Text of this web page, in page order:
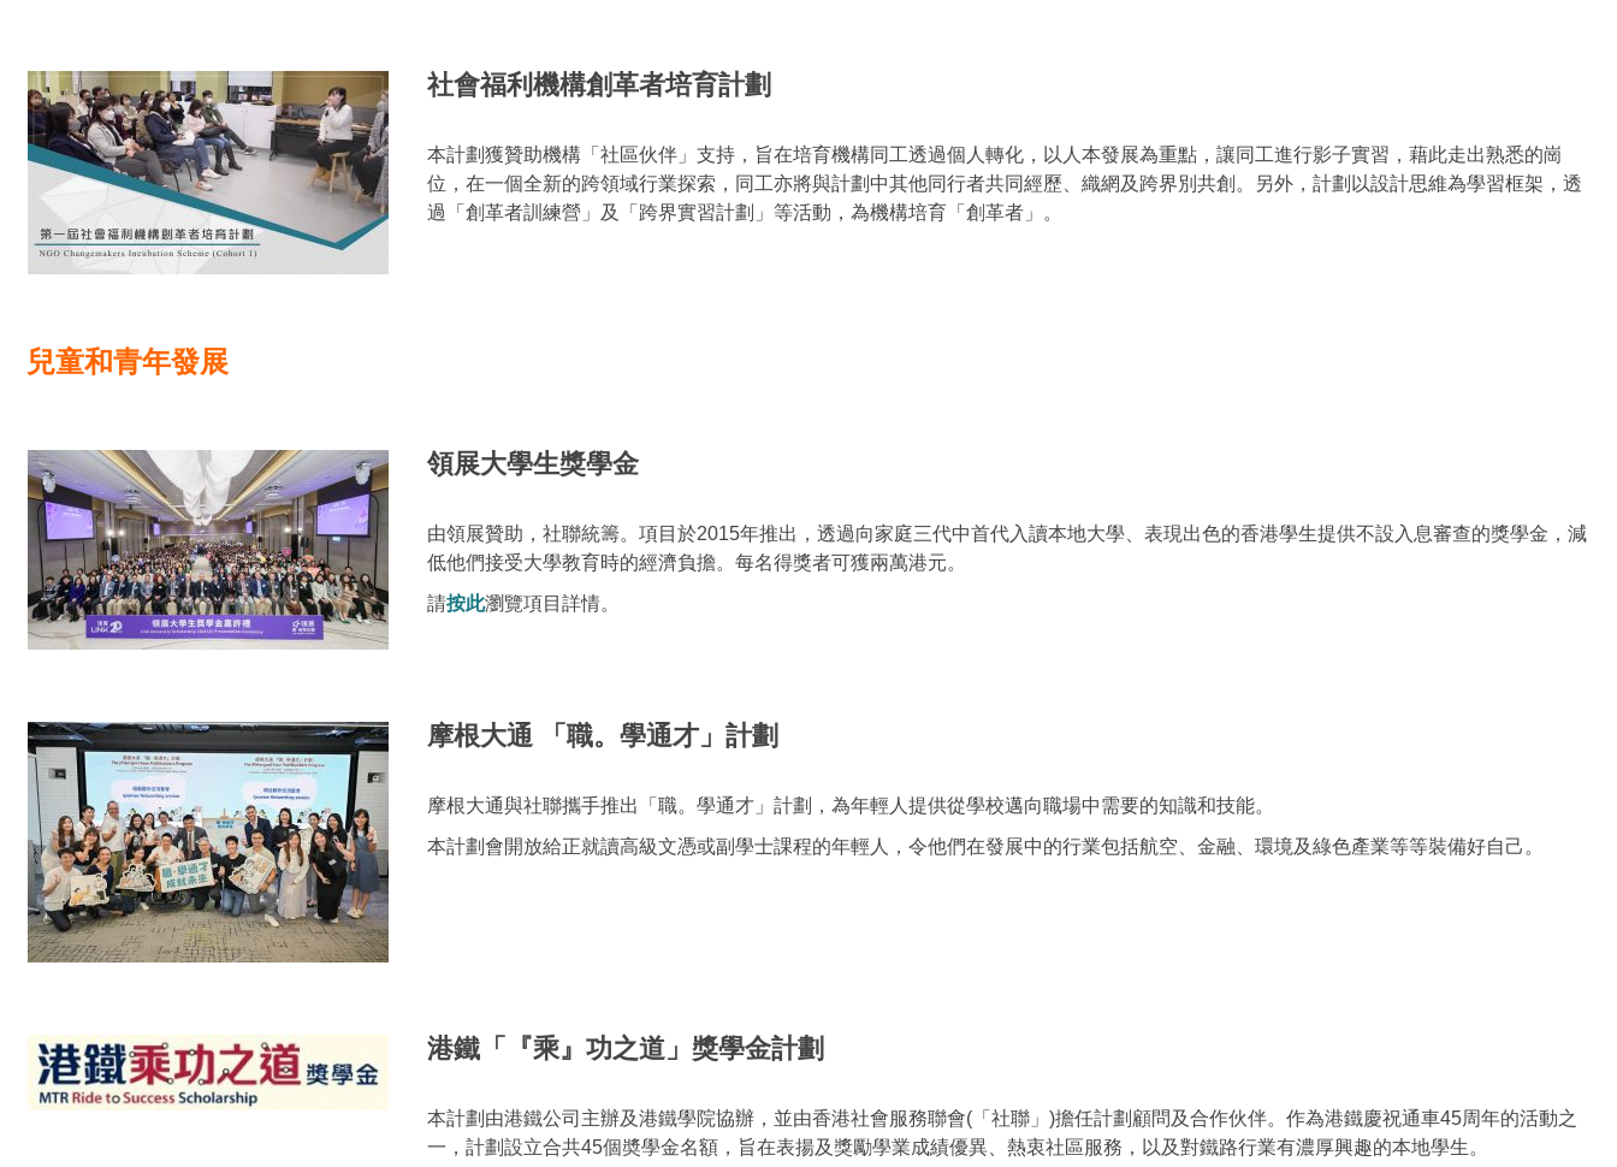
社會福利機構創革者培育計劃
本計劃獲贊助機構「社區伙伴」支持，旨在培育機構同工透過個人轉化，以人本發展為重點，讓同工進行影子實習，藉此走出熟悉的崗
位，在一個全新的跨領域行業探索，同工亦將與計劃中其他同行者共同經歷、織網及跨界別共創。另外，計劃以設計思維為學習框架，透
過「創革者訓練營」及「跨界實習計劃」等活動，為機構培育「創革者」。
兒童和青年發展
領展大學生獎學金
由領展贊助，社聯統籌。項目於2015年推出，透過向家庭三代中首代入讀本地大學、表現出色的香港學生提供不設入息審查的獎學金，減
低他們接受大學教育時的經濟負擔。每名得獎者可獲兩萬港元。
請按此瀏覽項目詳情。
摩根大通 「職。學通才」計劃
摩根大通與社聯攜手推出「職。學通才」計劃，為年輕人提供從學校邁向職場中需要的知識和技能。
本計劃會開放給正就讀高級文憑或副學士課程的年輕人，令他們在發展中的行業包括航空、金融、環境及綠色產業等等裝備好自己。
港鐵「『乘』功之道」獎學金計劃
本計劃由港鐵公司主辦及港鐵學院協辦，並由香港社會服務聯會(「社聯」)擔任計劃顧問及合作伙伴。作為港鐵慶祝通車45周年的活動之
一，計劃設立合共45個奬學金名額，旨在表揚及獎勵學業成績優異、熱衷社區服務，以及對鐵路行業有濃厚興趣的本地學生。